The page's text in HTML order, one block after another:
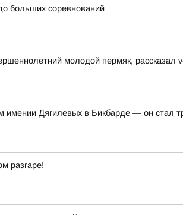
больших соревнований
молодой пермяк, рассказал
Дягилевых в Бикбарде — он стал
разгаре!